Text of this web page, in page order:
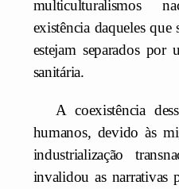
multiculturalismos
existência daqueles que
estejam separados
sanitária.
A coexistência
humanos, devido às
industrialização
invalidou as narrativas